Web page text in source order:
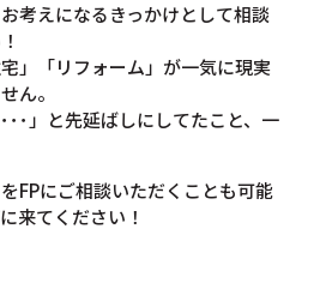
考えになるきっかけとして相談
」「リフォーム」が一気に現実
ん。
･･」と先延ばしにしてたこと、一
FPにご相談いただくことも可能
来てください！